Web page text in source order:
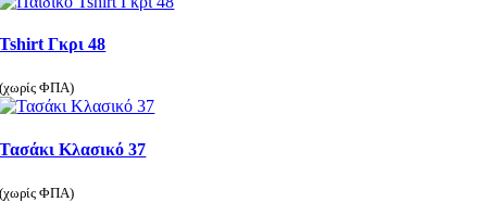
Tshirt Γκρι 48
(χωρίς ΦΠΑ)
Τασάκι Κλασικό 37
(χωρίς ΦΠΑ)